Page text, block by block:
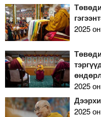
2025
2025
2025